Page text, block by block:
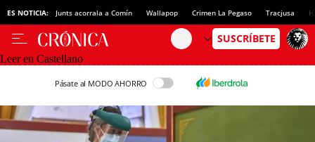
ES NOTICIA: Junts acorrala a Comín Wallapop Crimen La Pegaso Tracjusa
Leer en Castellano
Pásate al MODO AHORRO